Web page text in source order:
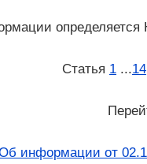
Статья 1 ...14
информации от